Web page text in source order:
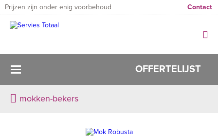
Prijzen zijn onder enig voorbehoud Contact
OFFERTELIJST
mokken-bekers